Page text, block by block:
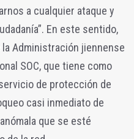
a cualquier ataque y
En este sentido,
Administración jiennense
SOC, que tiene como
de protección de
casi inmediato de
que se esté